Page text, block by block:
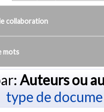
collaboration
mots
Auteurs ou
type de